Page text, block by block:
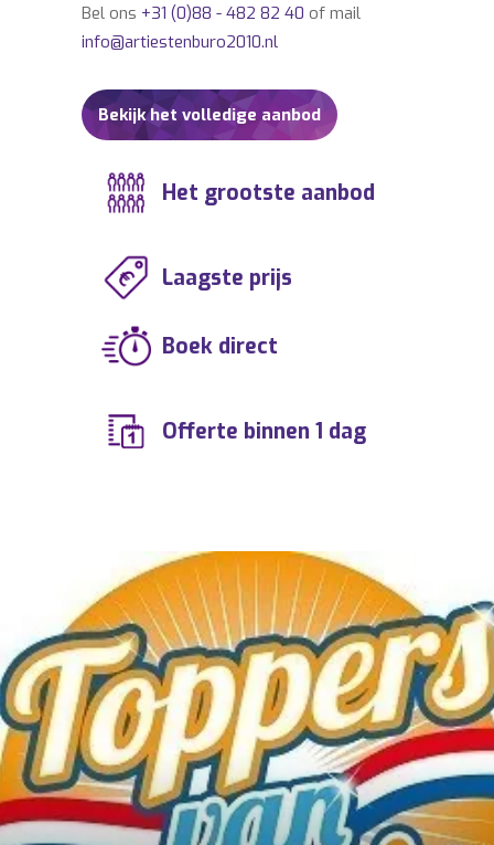
Bel ons +31 (0)88 - 482 82 40 of mail
info@artiestenburo2010.nl
Bekijk het volledige aanbod
Het grootste aanbod
Laagste prijs
Boek direct
Offerte binnen 1 dag